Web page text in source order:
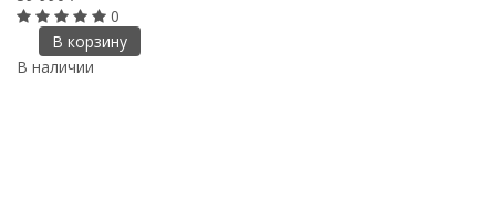
0
В корзину
В наличии